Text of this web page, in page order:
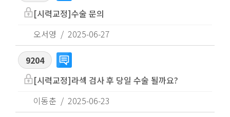
[시력교정]수술 문의
오서영
2025-06-27
9204
[시력교정]라섹 검사 후 당일 수술 될까요?
이동춘
2025-06-23